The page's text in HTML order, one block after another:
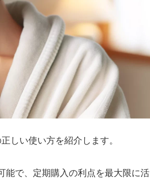
しい使い方を紹介します。
能で、定期購入の利点を最大限に活